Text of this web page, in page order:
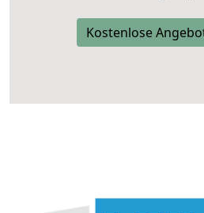
Kostenlose